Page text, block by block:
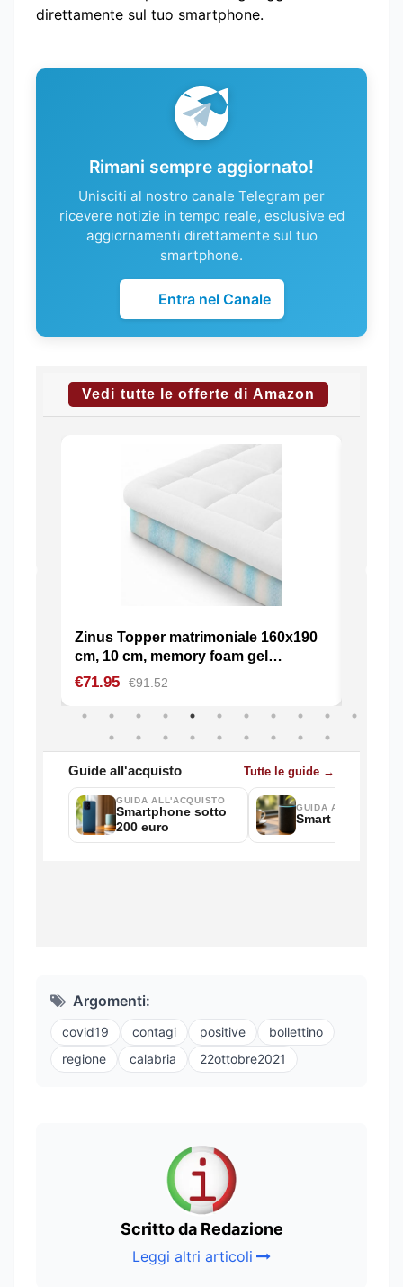
direttamente sul tuo smartphone.
Rimani sempre aggiornato!
Unisciti al nostro canale Telegram per
ricevere notizie in tempo reale, esclusive ed
aggiornamenti direttamente sul tuo
smartphone.
Entra nel Canale
Argomenti:
covid19 contagi positive
bollettino
regione
calabria 22ottobre2021
Scritto da Redazione
Leggi altri articoli